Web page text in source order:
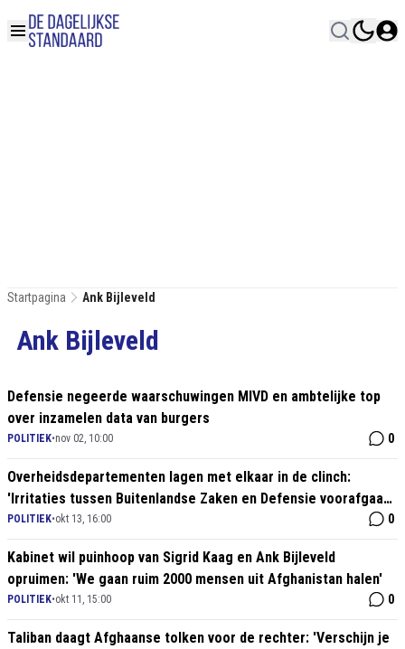
Startpagina Ank Bijleveld
Ank Bijleveld
Defensie negeerde waarschuwingen MIVD en ambtelijke top
over inzamelen data van burgers
POLITIEK•nov 02, 10:00 0
Overheidsdepartementen lagen met elkaar in de clinch:
'Irritaties tussen Buitenlandse Zaken en Defensie voorafgaand
aan evacuaties'
POLITIEK•okt 13, 16:00 0
Kabinet wil puinhoop van Sigrid Kaag en Ank Bijleveld
opruimen: 'We gaan ruim 2000 mensen uit Afghanistan halen'
POLITIEK•okt 11, 15:00 0
Taliban daagt Afghaanse tolken voor de rechter: 'Verschijn je